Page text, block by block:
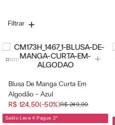
Filtrar
Blusa De Manga Curta Em
Algodão - Azul
R$ 124,50(-50%)R$ 249,00
Saldo Leve 4 Pague 3*